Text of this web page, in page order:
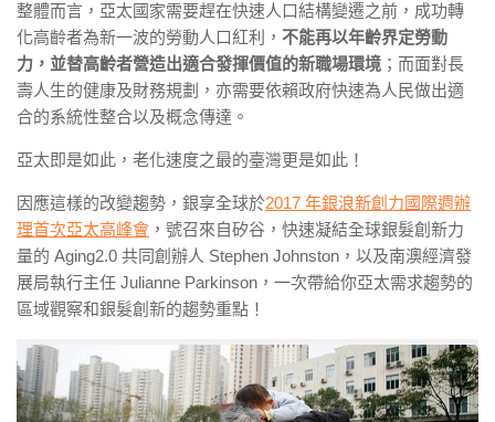
整體而言，亞太國家需要趕在快速人口結構變遷之前，成功轉
化高齡者為新一波的勞動人口紅利， 不能再以年齡界定勞動
力，並替高齡者營造出適合發揮價值的新職場環境 ；而面對長
壽人生的健康及財務規劃，亦需要依賴政府快速為人民做出適
合的系統性整合以及概念傳達。
亞太即是如此，老化速度之最的臺灣更是如此！
因應這樣的改變趨勢，銀享全球於2017 年銀浪新創力國際週辦
理首次亞太高峰會 ，號召來自矽谷，快速凝結全球銀髮創新力
量的 Aging2.0 共同創辦人 Stephen Johnston，以及南澳經濟發
展局執行主任 Julianne Parkinson，一次帶給你亞太需求趨勢的
區域觀察和銀髮創新的趨勢重點！